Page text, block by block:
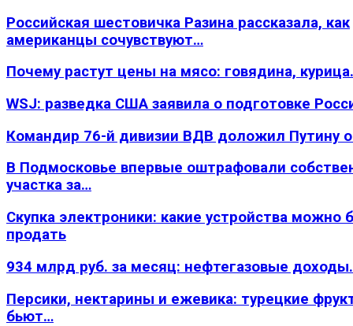
Российская шестовичка Разина рассказала, как
американцы сочувствуют…
Почему растут цены на мясо: говядина,
WSJ: разведка США заявила о подготовке
Командир 76-й дивизии ВДВ доложил Путину
В Подмосковье впервые оштрафовали
участка за…
Скупка электроники: какие устройства можно
продать
934 млрд руб. за месяц: нефтегазовые
Персики, нектарины и ежевика: турецкие
бьют…